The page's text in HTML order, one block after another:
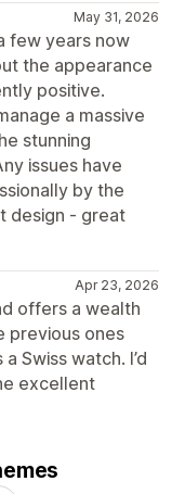
May 31, 2026
few years now
the appearance
positive.
a massive
stunning
issues have
by the
design - great
Apr 23, 2026
offers a wealth
previous ones
Swiss watch. I’d
excellent